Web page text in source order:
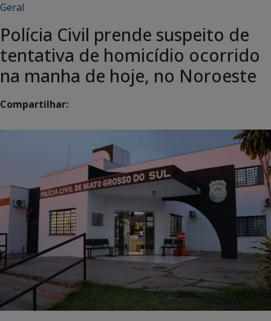
Geral
Polícia Civil prende suspeito de
tentativa de homicídio ocorrido
na manha de hoje, no Noroeste
Compartilhar: